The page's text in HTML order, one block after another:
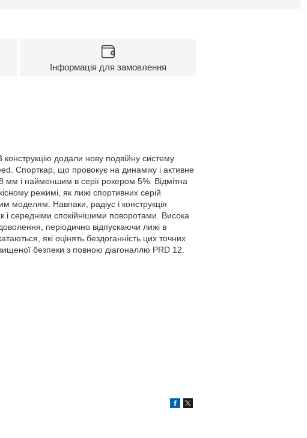
Інформація для замовлення
додали нову подвійну систему
Спорткар, що провокує на динаміку і активне
мм і найменшим в серії рокером 5%. Відмітна
режимі, як лижі спортивних серій
моделям. Навпаки, радіус і конструкція
і середніми спокійнішими поворотами. Висока
періодично відпускаючи лижі в
які оцінять бездоганність цих точних
безпеки з повною діагоналлю PRD 12.